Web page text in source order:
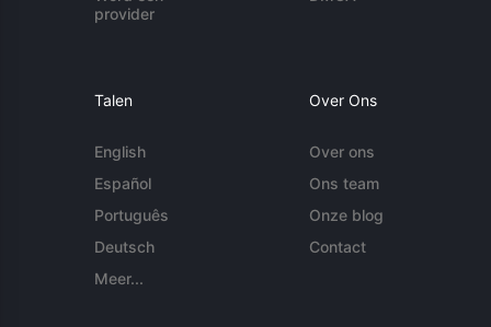
provider
Talen
English
Español
Português
Deutsch
Meer...
Over Ons
Over ons
Ons team
Onze blog
Contact